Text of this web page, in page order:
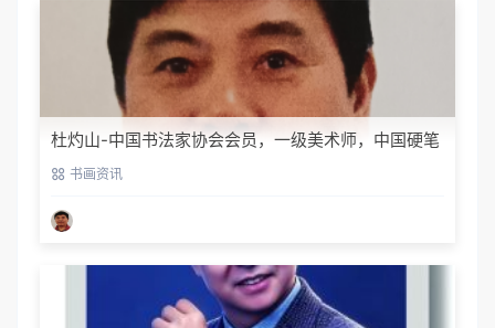
杜灼山-中国书法家协会会员，一级美术师，中国硬笔
书法家协会会员
书画资讯